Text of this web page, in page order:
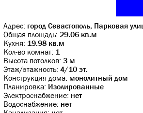
Адрес: город Севастополь, Парковая
Общая площадь: 29.06 кв.м
Кухня: 19.98 кв.м
Кол-во комнат: 1
Высота потолков: 3 м
Этаж/этажность: 4/10 эт.
Конструкция дома: монолитный дом
Планировка: Изолированные
Электроснабжение: нет
Водоснабжение: нет